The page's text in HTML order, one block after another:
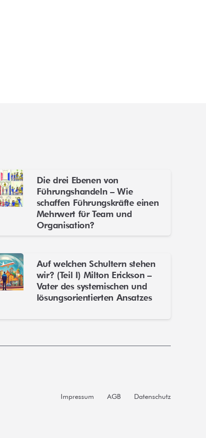
Die drei Ebenen von
Führungshandeln – Wie
schaffen Führungskräfte einen
Mehrwert für Team und
Organisation?
Auf welchen Schultern stehen
wir? (Teil I) Milton Erickson –
Vater des systemischen und
lösungsorientierten Ansatzes
Impressum AGB Datenschutz